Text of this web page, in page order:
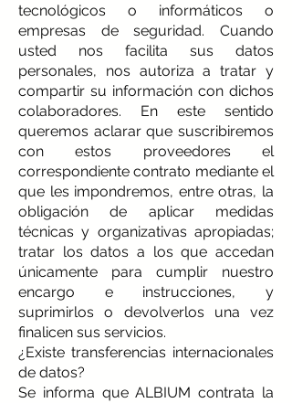
tecnológicos o informáticos o
empresas de seguridad. Cuando
usted nos facilita sus datos
personales, nos autoriza a tratar y
compartir su información con dichos
colaboradores. En este sentido
queremos aclarar que suscribiremos
con estos proveedores el
correspondiente contrato mediante el
que les impondremos, entre otras, la
obligación de aplicar medidas
técnicas y organizativas apropiadas;
tratar los datos a los que accedan
únicamente para cumplir nuestro
encargo e instrucciones, y
suprimirlos o devolverlos una vez
finalicen sus servicios.
¿Existe transferencias internacionales
de datos?
Se informa que ALBIUM contrata la